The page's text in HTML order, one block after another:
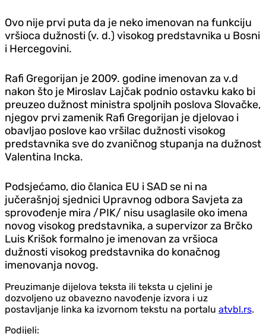
Ovo nije prvi puta da je neko imenovan na funkciju
vršioca dužnosti (v. d.) visokog predstavnika u Bosni
i Hercegovini.
Rafi Gregorijan je 2009. godine imenovan za v.d
nakon što je Miroslav Lajčak podnio ostavku kako bi
preuzeo dužnost ministra spoljnih poslova Slovačke,
njegov prvi zamenik Rafi Gregorijan je djelovao i
obavljao poslove kao vršilac dužnosti visokog
predstavnika sve do zvaničnog stupanja na dužnost
Valentina Incka.
Podsjećamo, dio članica EU i SAD se ni na
jučerašnjoj sjednici Upravnog odbora Savjeta za
sprovođenje mira /PIK/ nisu usaglasile oko imena
novog visokog predstavnika, a supervizor za Brčko
Luis Krišok formalno je imenovan za vršioca
dužnosti visokog predstavnika do konačnog
imenovanja novog.
Preuzimanje dijelova teksta ili teksta u cjelini je
dozvoljeno uz obavezno navođenje izvora i uz
postavljanje linka ka izvornom tekstu na portalu atvbl.rs.
Podijeli: